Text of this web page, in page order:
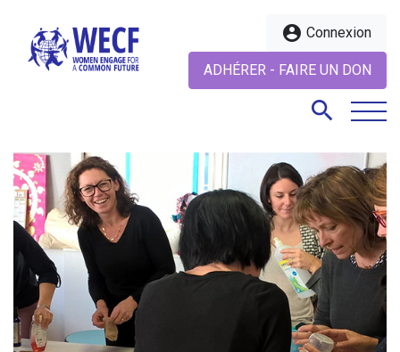
account_circle Connexion
ADHÉRER - FAIRE UN DON
search
search